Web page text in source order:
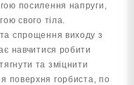
посилення напруги,
свого тіла.
спрощення виходу з
навчитися робити
та зміцнити
поверхня горбиста, по